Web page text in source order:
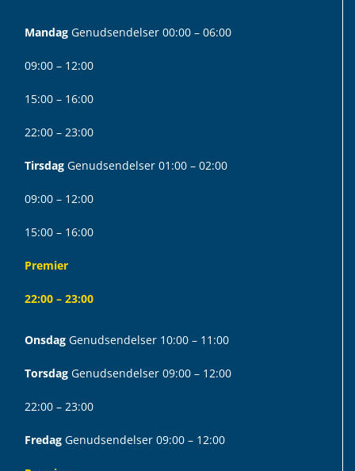
Mandag Genudsendelser 00:00 – 06:00
09:00 – 12:00
15:00 – 16:00
22:00 – 23:00
Tirsdag Genudsendelser 01:00 – 02:00
09:00 – 12:00
15:00 – 16:00
Premier
22:00 – 23:00
Onsdag Genudsendelser 10:00 – 11:00
Torsdag Genudsendelser 09:00 – 12:00
22:00 – 23:00
Fredag Genudsendelser 09:00 – 12:00